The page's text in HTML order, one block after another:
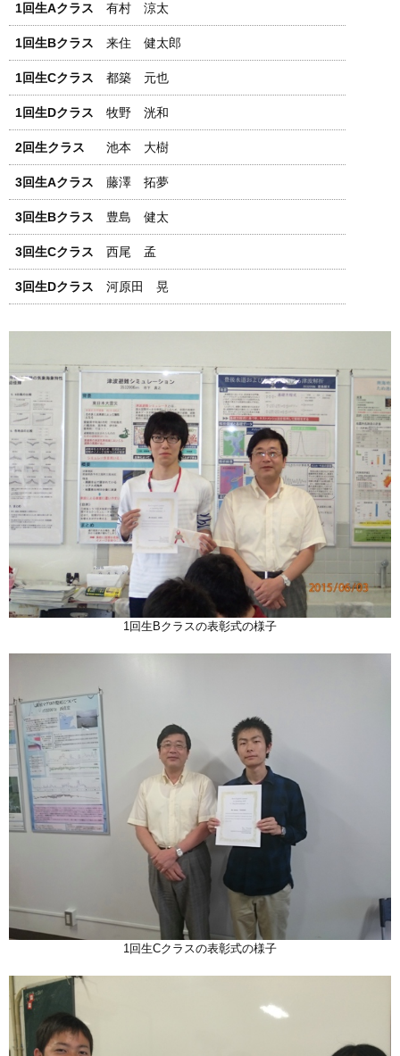
1回生Aクラス 有村 涼太
1回生Bクラス 来住 健太郎
1回生Cクラス 都築 元也
1回生Dクラス 牧野 洸和
2回生クラス 池本 大樹
3回生Aクラス 藤澤 拓夢
3回生Bクラス 豊島 健太
3回生Cクラス 西尾 孟
3回生Dクラス 河原田 晃
1回生Bクラスの表彰式の様子
1回生Cクラスの表彰式の様子